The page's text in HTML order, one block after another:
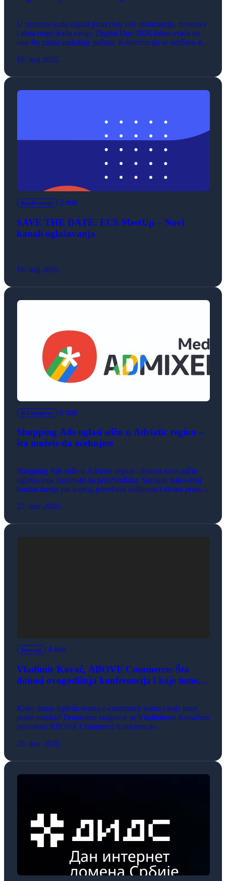
U trenutku kada digital proizvodi više informacija, trendova
i alata nego ikada ranije, Digital Day 2026 fokus vraća na
ono što zaista zaslužuje pažnju. Konferencija se održava 4. i
16. maj 2026.
Konferencije 2 min
SAVE THE DATE: ECS MeetUp – Novi
kanali oglašavanja
16. maj 2026.
E-Commerce 6 min
Shopping Ads oglasi stižu u Adriatic region –
šta možete da očekujete
Shopping Ads stiže u Adriatic region i donosi novi način
oglašavanja zasnovan na proizvodima. Saznajte kako ovaj
format menja put kupca, povećava vidljivost i otvara prostor
27. mar 2026.
Intervju 4 min
Vladimir Kovač, ABOVE Commerce: Šta
donosi ovogodišnja konferencija i koje teme
Kako danas izgleda realna e-commerce scena i koje teme
prave razliku? Donosimo razgovor sa Vladimirom Kovačem
povodom ABOVE Commerce konferencije.
20. mar 2026.